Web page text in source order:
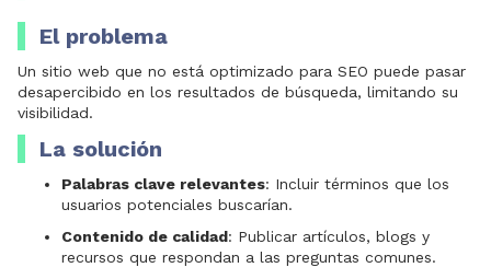
El problema
Un sitio web que no está optimizado para SEO puede pasar
desapercibido en los resultados de búsqueda, limitando su
visibilidad.
La solución
Palabras clave relevantes: Incluir términos que los
usuarios potenciales buscarían.
Contenido de calidad: Publicar artículos, blogs y
recursos que respondan a las preguntas comunes.